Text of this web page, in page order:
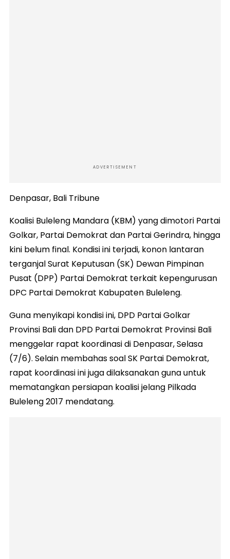
ADVERTISEMENT
Denpasar, Bali Tribune
Koalisi Buleleng Mandara (KBM) yang dimotori Partai
Golkar, Partai Demokrat dan Partai Gerindra, hingga
kini belum final. Kondisi ini terjadi, konon lantaran
terganjal Surat Keputusan (SK) Dewan Pimpinan
Pusat (DPP) Partai Demokrat terkait kepengurusan
DPC Partai Demokrat Kabupaten Buleleng.
Guna menyikapi kondisi ini, DPD Partai Golkar
Provinsi Bali dan DPD Partai Demokrat Provinsi Bali
menggelar rapat koordinasi di Denpasar, Selasa
(7/6). Selain membahas soal SK Partai Demokrat,
rapat koordinasi ini juga dilaksanakan guna untuk
mematangkan persiapan koalisi jelang Pilkada
Buleleng 2017 mendatang.